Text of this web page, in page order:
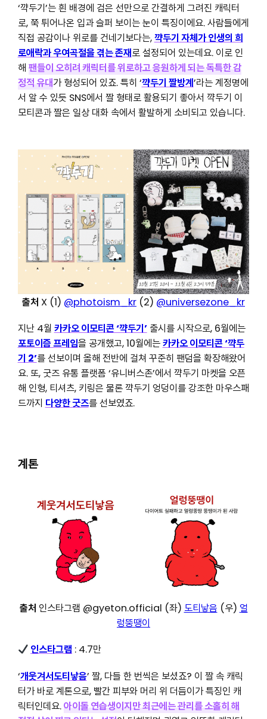
‘꺅두기’는 흰 배경에 검은 선만으로 간결하게 그려진 캐릭터
로, 쭉 튀어나온 입과 슬퍼 보이는 눈이 특징이에요. 사람들에게
직접 공감이나 위로를 건네기보다는,꺅두기 자체가 인생의 희
로애락과 우여곡절을 겪는 존재로 설정되어 있는데요. 이로 인
해 팬들이 오히려 캐릭터를 위로하고 응원하게 되는 독특한 감
정적 유대가 형성되어 있죠. 특히 ‘꺅두기 짤방계’라는 계정명에
서 알 수 있듯 SNS에서 짤 형태로 활용되기 좋아서 꺅두기 이
모티콘과 짤은 일상 대화 속에서 활발하게 소비되고 있습니다.
출처 X (1) @photoism_kr (2) @universezone_kr
지난 4월 카카오 이모티콘 ‘꺅두기’출시를 시작으로, 6월에는
포토이즘 프레임을 공개했고, 10월에는카카오 이모티콘 ‘꺅두
기 2’를 선보이며 올해 전반에 걸쳐 꾸준히 팬덤을 확장해왔어
요. 또, 굿즈 유통 플랫폼 ‘유니버스존’에서 꺅두기 마켓을 오픈
해 인형, 티셔츠, 키링은 물론 꺅두기 엉덩이를 강조한 마우스패
드까지 다양한 굿즈를 선보였죠.
계톤
출처 인스타그램 @gyeton.official (좌) 도티낳음 (우) 얼
렁뚱땡이
인스타그램 : 4.7만
‘개웃겨서도티낳음’ 짤, 다들 한 번씩은 보셨죠? 이 짤 속 캐릭
터가 바로 계톤으로, 빨간 피부와 머리 위 더듬이가 특징인 캐
릭터인데요.아이돌 연습생이지만 최근에는 관리를 소홀히 해